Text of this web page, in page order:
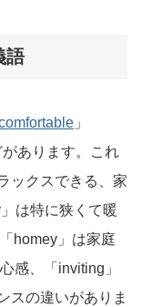
語
」
あります。これ
ックスできる、家
は特に狭くて暖
homey」は家庭
感、「inviting」
スの違いがありま